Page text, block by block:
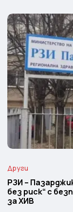
Други
РЗИ –
без риск“ с
за ХИВ